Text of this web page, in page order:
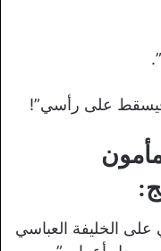
على رأسي”!
الخليفة العباسي